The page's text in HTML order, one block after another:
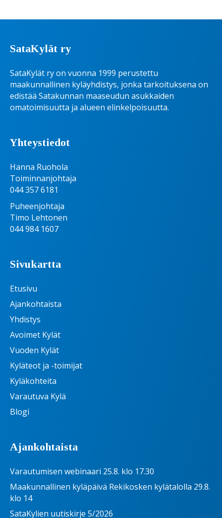
SataKylät ry
SataKylät ry on vuonna 1999 perustettu
maakunnallinen kyläyhdistys, jonka tarkoituksena on
edistää Satakunnan maaseudun asukkaiden
omatoimisuutta ja alueen elinkelpoisuutta.
Yhteystiedot
Hanna Ruohola
Toiminnanjohtaja
044 357 6181
Puheenjohtaja
Timo Lehtonen
044 984 1607
Sivukartta
Etusivu
Ajankohtaista
Yhdistys
Avoimet Kylät
Vuoden Kylät
Kyläteot ja -toimijat
Kyläkohteita
Varautuva Kylä
Blogi
Ajankohtaista
Varautumisen webinaari 25.8. klo 17.30
Maakunnallinen kyläpäivä Rekikosken kylätalolla 29.8.
klo 14
SataKylien uutiskirje 5/2026